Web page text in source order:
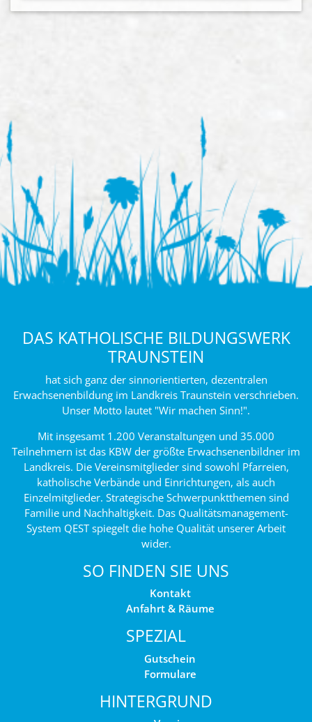
DAS KATHOLISCHE BILDUNGSWERK
TRAUNSTEIN
hat sich ganz der sinnorientierten, dezentralen
Erwachsenenbildung im Landkreis Traunstein verschrieben.
Unser Motto lautet "Wir machen Sinn!".
Mit insgesamt 1.200 Veranstaltungen und 35.000
Teilnehmern ist das KBW der größte Erwachsenenbildner im
Landkreis. Die Vereinsmitglieder sind sowohl Pfarreien,
katholische Verbände und Einrichtungen, als auch
Einzelmitglieder. Strategische Schwerpunktthemen sind
Familie und Nachhaltigkeit. Das Qualitätsmanagement-
System QEST spiegelt die hohe Qualität unserer Arbeit
wider.
SO FINDEN SIE UNS
Kontakt
Anfahrt & Räume
SPEZIAL
Gutschein
Formulare
HINTERGRUND